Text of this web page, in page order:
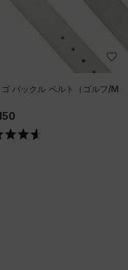
バックル ベルト（ゴルフ/M